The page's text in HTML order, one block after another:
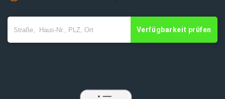
Verfügbarkeit prüfen